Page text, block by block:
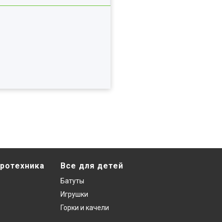
Все для детей
Батуты
Игрушки
Горки и качели